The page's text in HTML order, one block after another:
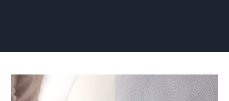
Renovlies
Behang